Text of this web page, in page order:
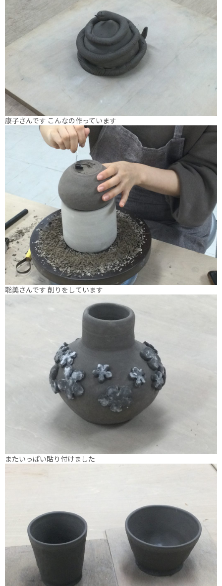
康子さんです こんなの作っています
聡美さんです 削りをしています
またいっぱい貼り付けました